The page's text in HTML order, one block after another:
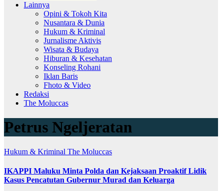
Lainnya
Opini & Tokoh Kita
Nusantara & Dunia
Hukum & Kriminal
Jurnalisme Aktivis
Wisata & Budaya
Hiburan & Kesehatan
Konseling Rohani
Iklan Baris
Fhoto & Video
Redaksi
The Moluccas
Petrus Ngeljeratan
Hukum & Kriminal The Moluccas
IKAPPI Maluku Minta Polda dan Kejaksaan Proaktif Lidik
Kasus Pencatutan Gubernur Murad dan Keluarga